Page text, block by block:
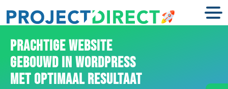
PRACHTIGE WEBSITE
GEBOUWD IN WORDPRESS
MET OPTIMAAL RESULTAAT